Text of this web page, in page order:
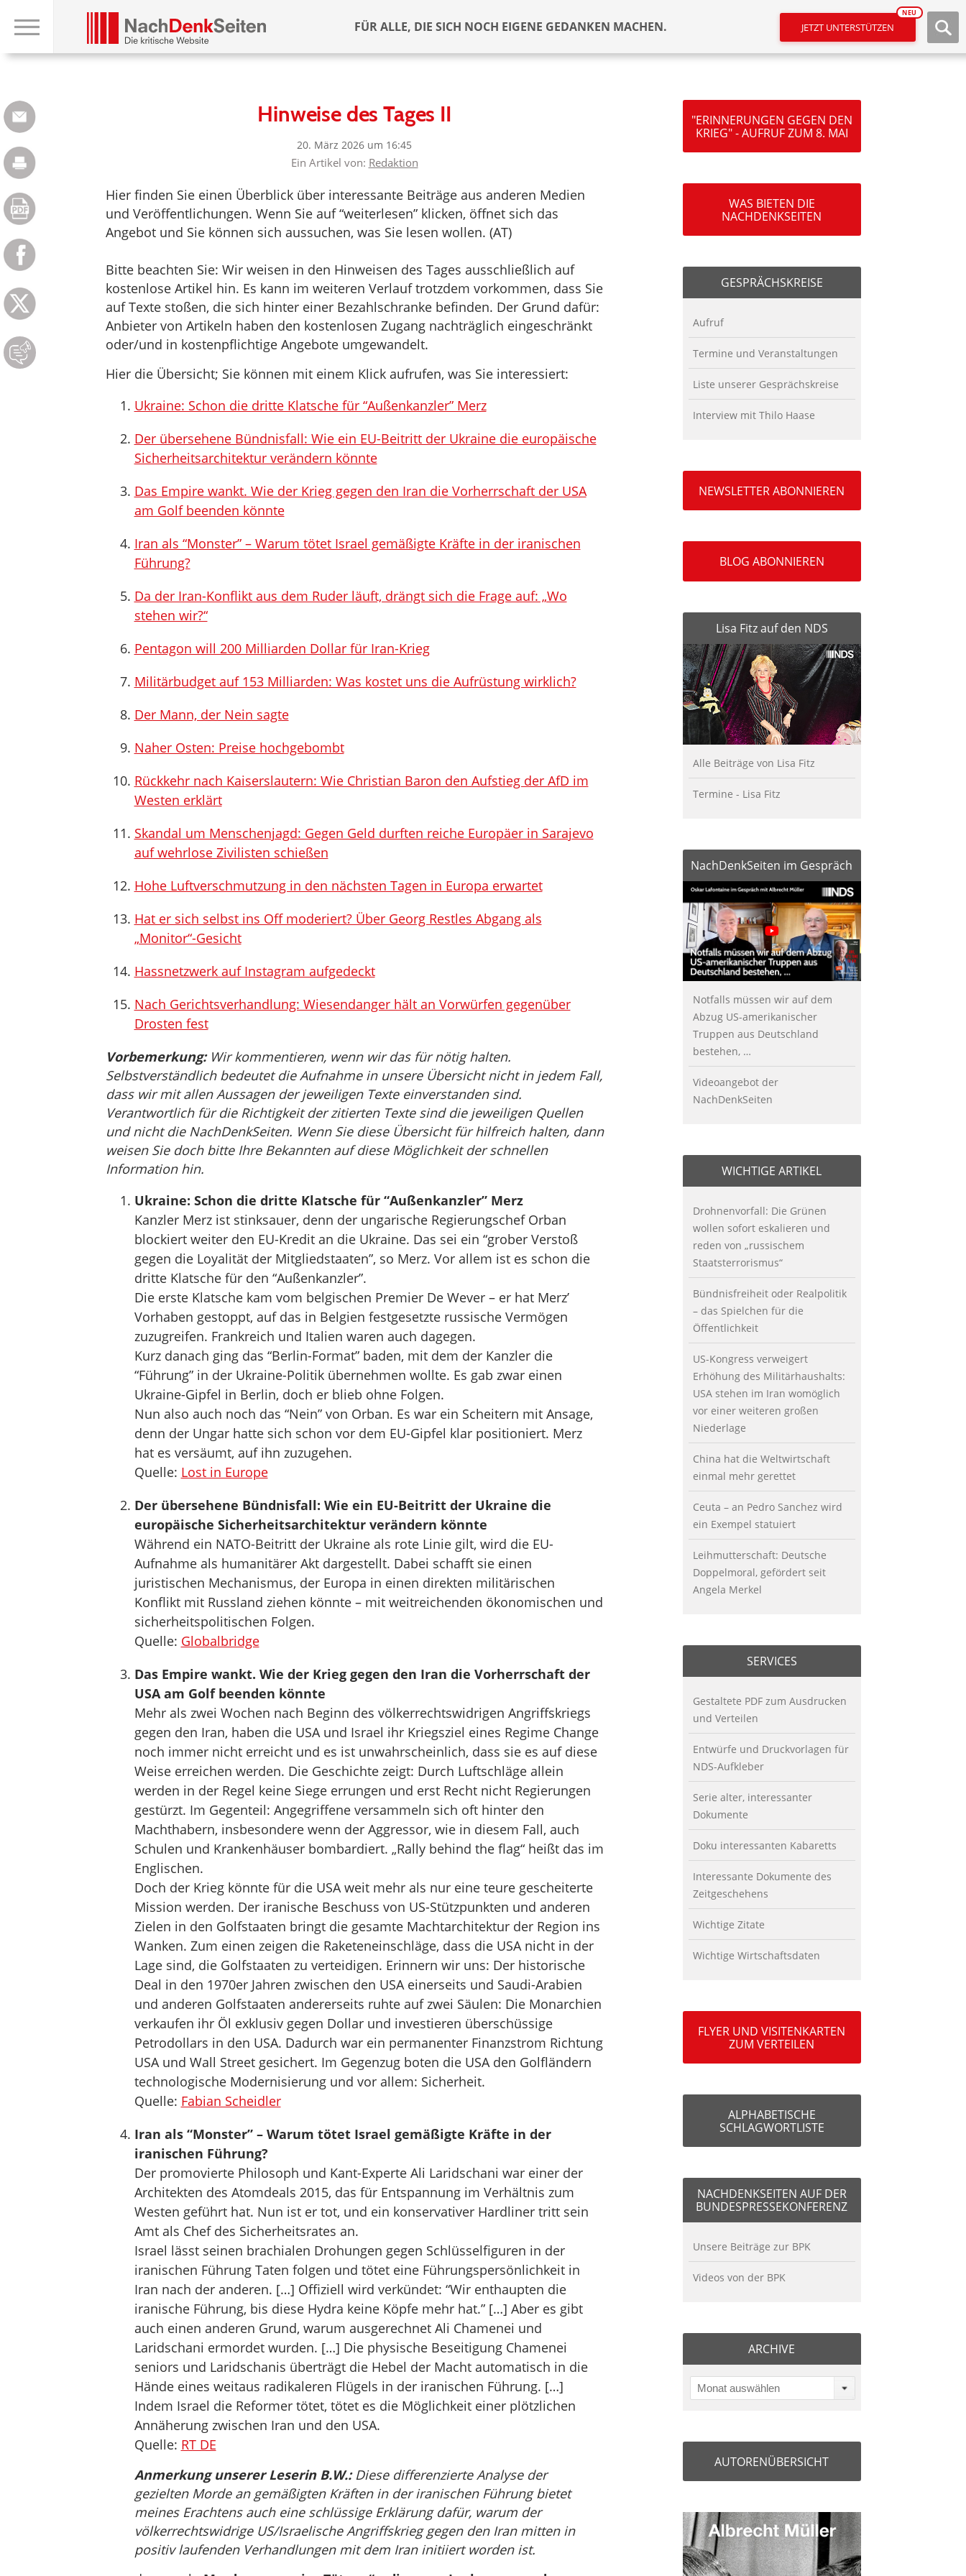
FÜR ALLE, DIE SICH NOCH EIGENE GEDANKEN MACHEN. JETZT UNTERSTÜTZEN
NEU
Hinweise des Tages II
20. März 2026 um 16:45
Ein Artikel von: Redaktion
Hier finden Sie einen Überblick über interessante Beiträge aus anderen Medien
und Veröffentlichungen. Wenn Sie auf “weiterlesen” klicken, öffnet sich das
Angebot und Sie können sich aussuchen, was Sie lesen wollen. (AT)
Bitte beachten Sie: Wir weisen in den Hinweisen des Tages ausschließlich auf
kostenlose Artikel hin. Es kann im weiteren Verlauf trotzdem vorkommen, dass Sie
auf Texte stoßen, die sich hinter einer Bezahlschranke befinden. Der Grund dafür:
Anbieter von Artikeln haben den kostenlosen Zugang nachträglich eingeschränkt
oder/und in kostenpflichtige Angebote umgewandelt.
Hier die Übersicht; Sie können mit einem Klick aufrufen, was Sie interessiert:
Ukraine: Schon die dritte Klatsche für “Außenkanzler” Merz
Der übersehene Bündnisfall: Wie ein EU-Beitritt der Ukraine die europäische
Sicherheitsarchitektur verändern könnte
Das Empire wankt. Wie der Krieg gegen den Iran die Vorherrschaft der USA
am Golf beenden könnte
Iran als “Monster” – Warum tötet Israel gemäßigte Kräfte in der iranischen
Führung?
Da der Iran-Konflikt aus dem Ruder läuft, drängt sich die Frage auf: „Wo
stehen wir?“
Pentagon will 200 Milliarden Dollar für Iran-Krieg
Militärbudget auf 153 Milliarden: Was kostet uns die Aufrüstung wirklich?
Der Mann, der Nein sagte
Naher Osten: Preise hochgebombt
Rückkehr nach Kaiserslautern: Wie Christian Baron den Aufstieg der AfD im
Westen erklärt
Skandal um Menschenjagd: Gegen Geld durften reiche Europäer in Sarajevo
auf wehrlose Zivilisten schießen
Hohe Luftverschmutzung in den nächsten Tagen in Europa erwartet
Hat er sich selbst ins Off moderiert? Über Georg Restles Abgang als
„Monitor“-Gesicht
Hassnetzwerk auf Instagram aufgedeckt
Nach Gerichtsverhandlung: Wiesendanger hält an Vorwürfen gegenüber
Drosten fest
Vorbemerkung:Wir kommentieren, wenn wir das für nötig halten.
Selbstverständlich bedeutet die Aufnahme in unsere Übersicht nicht in jedem Fall,
dass wir mit allen Aussagen der jeweiligen Texte einverstanden sind.
Verantwortlich für die Richtigkeit der zitierten Texte sind die jeweiligen Quellen
und nicht die NachDenkSeiten. Wenn Sie diese Übersicht für hilfreich halten, dann
weisen Sie doch bitte Ihre Bekannten auf diese Möglichkeit der schnellen
Information hin.
Ukraine: Schon die dritte Klatsche für “Außenkanzler” Merz
Kanzler Merz ist stinksauer, denn der ungarische Regierungschef Orban
blockiert weiter den EU-Kredit an die Ukraine. Das sei ein “grober Verstoß
gegen die Loyalität der Mitgliedstaaten”, so Merz. Vor allem ist es schon die
dritte Klatsche für den “Außenkanzler”.
Die erste Klatsche kam vom belgischen Premier De Wever – er hat Merz’
Vorhaben gestoppt, auf das in Belgien festgesetzte russische Vermögen
zuzugreifen. Frankreich und Italien waren auch dagegen.
Kurz danach ging das “Berlin-Format” baden, mit dem der Kanzler die
“Führung” in der Ukraine-Politik übernehmen wollte. Es gab zwar einen
Ukraine-Gipfel in Berlin, doch er blieb ohne Folgen.
Nun also auch noch das “Nein” von Orban. Es war ein Scheitern mit Ansage,
denn der Ungar hatte sich schon vor dem EU-Gipfel klar positioniert. Merz
hat es versäumt, auf ihn zuzugehen.
Quelle: Lost in Europe
Der übersehene Bündnisfall: Wie ein EU-Beitritt der Ukraine die
europäische Sicherheitsarchitektur verändern könnte
Während ein NATO-Beitritt der Ukraine als rote Linie gilt, wird die EU-
Aufnahme als humanitärer Akt dargestellt. Dabei schafft sie einen
juristischen Mechanismus, der Europa in einen direkten militärischen
Konflikt mit Russland ziehen könnte – mit weitreichenden ökonomischen und
sicherheitspolitischen Folgen.
Quelle: Globalbridge
Das Empire wankt. Wie der Krieg gegen den Iran die Vorherrschaft der
USA am Golf beenden könnte
Mehr als zwei Wochen nach Beginn des völkerrechtswidrigen Angriffskriegs
gegen den Iran, haben die USA und Israel ihr Kriegsziel eines Regime Change
noch immer nicht erreicht und es ist unwahrscheinlich, dass sie es auf diese
Weise erreichen werden. Die Geschichte zeigt: Durch Luftschläge allein
werden in der Regel keine Siege errungen und erst Recht nicht Regierungen
gestürzt. Im Gegenteil: Angegriffene versammeln sich oft hinter den
Machthabern, insbesondere wenn der Aggressor, wie in diesem Fall, auch
Schulen und Krankenhäuser bombardiert. „Rally behind the flag“ heißt das im
Englischen.
Doch der Krieg könnte für die USA weit mehr als nur eine teure gescheiterte
Mission werden. Der iranische Beschuss von US-Stützpunkten und anderen
Zielen in den Golfstaaten bringt die gesamte Machtarchitektur der Region ins
Wanken. Zum einen zeigen die Raketeneinschläge, dass die USA nicht in der
Lage sind, die Golfstaaten zu verteidigen. Erinnern wir uns: Der historische
Deal in den 1970er Jahren zwischen den USA einerseits und Saudi-Arabien
und anderen Golfstaaten andererseits ruhte auf zwei Säulen: Die Monarchien
verkaufen ihr Öl exklusiv gegen Dollar und investieren überschüssige
Petrodollars in den USA. Dadurch war ein permanenter Finanzstrom Richtung
USA und Wall Street gesichert. Im Gegenzug boten die USA den Golfländern
technologische Modernisierung und vor allem: Sicherheit.
Quelle: Fabian Scheidler
Iran als “Monster” – Warum tötet Israel gemäßigte Kräfte in der
iranischen Führung?
Der promovierte Philosoph und Kant-Experte Ali Laridschani war einer der
Architekten des Atomdeals 2015, das für Entspannung im Verhältnis zum
Westen geführt hat. Nun ist er tot, und ein konservativer Hardliner tritt sein
Amt als Chef des Sicherheitsrates an.
Israel lässt seinen brachialen Drohungen gegen Schlüsselfiguren in der
iranischen Führung Taten folgen und tötet eine Führungspersönlichkeit in
Iran nach der anderen. […] Offiziell wird verkündet: “Wir enthaupten die
iranische Führung, bis diese Hydra keine Köpfe mehr hat.” […] Aber es gibt
auch einen anderen Grund, warum ausgerechnet Ali Chamenei und
Laridschani ermordet wurden. […] Die physische Beseitigung Chamenei
seniors und Laridschanis überträgt die Hebel der Macht automatisch in die
Hände eines weitaus radikaleren Flügels in der iranischen Führung. […]
Indem Israel die Reformer tötet, tötet es die Möglichkeit einer plötzlichen
Annäherung zwischen Iran und den USA.
Quelle: RT DE
Anmerkung unserer Leserin B.W.:Diese differenzierte Analyse der
gezielten Morde an gemäßigten Kräften in der iranischen Führung bietet
meines Erachtens auch eine schlüssige Erklärung dafür, warum der
völkerrechtswidrige US/Israelische Angriffskrieg gegen den Iran mitten in
positiv laufenden Verhandlungen mit dem Iran initiiert worden ist.
"ERINNERUNGEN GEGEN DEN
KRIEG" - AUFRUF ZUM 8. MAI
WAS BIETEN DIE
NACHDENKSEITEN
GESPRÄCHSKREISE
Aufruf
Termine und Veranstaltungen
Liste unserer Gesprächskreise
Interview mit Thilo Haase
NEWSLETTER ABONNIEREN
BLOG ABONNIEREN
Lisa Fitz auf den NDS
Alle Beiträge von Lisa Fitz
Termine - Lisa Fitz
NachDenkSeiten im Gespräch
Notfalls müssen wir auf dem
Abzug US-amerikanischer
Truppen aus Deutschland
bestehen, …
Videoangebot der
NachDenkSeiten
WICHTIGE ARTIKEL
Drohnenvorfall: Die Grünen
wollen sofort eskalieren und
reden von „russischem
Staatsterrorismus“
Bündnisfreiheit oder Realpolitik
– das Spielchen für die
Öffentlichkeit
US-Kongress verweigert
Erhöhung des Militärhaushalts:
USA stehen im Iran womöglich
vor einer weiteren großen
Niederlage
China hat die Weltwirtschaft
einmal mehr gerettet
Ceuta – an Pedro Sanchez wird
ein Exempel statuiert
Leihmutterschaft: Deutsche
Doppelmoral, gefördert seit
Angela Merkel
SERVICES
Gestaltete PDF zum Ausdrucken
und Verteilen
Entwürfe und Druckvorlagen für
NDS-Aufkleber
Serie alter, interessanter
Dokumente
Doku interessanten Kabaretts
Interessante Dokumente des
Zeitgeschehens
Wichtige Zitate
Wichtige Wirtschaftsdaten
FLYER UND VISITENKARTEN
ZUM VERTEILEN
ALPHABETISCHE
SCHLAGWORTLISTE
NACHDENKSEITEN AUF DER
BUNDESPRESSEKONFERENZ
Unsere Beiträge zur BPK
Videos von der BPK
ARCHIVE
Monat auswählen
AUTORENÜBERSICHT